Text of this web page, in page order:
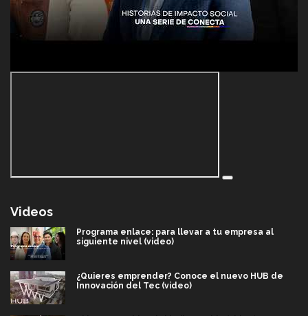
Videos
Programa enlace: para llevar a tu empresa al
siguiente nivel (video)
¿Quieres emprender? Conoce el nuevo HUB de
Innovación del Tec (video)